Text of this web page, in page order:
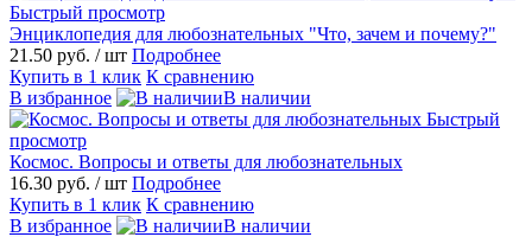
Быстрый просмотр
Энциклопедия для любознательных "Что, зачем и почему?"
21.50 руб. / шт Подробнее
Купить в 1 клик К сравнению
В избранное
В наличии
Быстрый
просмотр
Космос. Вопросы и ответы для любознательных
16.30 руб. / шт Подробнее
Купить в 1 клик К сравнению
В избранное
В наличии